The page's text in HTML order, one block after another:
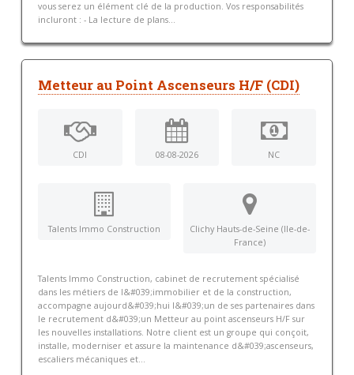
vous serez un élément clé de la production. Vos responsabilités
incluront : - La lecture de plans...
Metteur au Point Ascenseurs H/F (CDI)
CDI 08-08-2026 NC
Talents Immo Construction
Clichy Hauts-de-Seine (Ile-de-
France)
Talents Immo Construction, cabinet de recrutement spécialisé
dans les métiers de l&#039;immobilier et de la construction,
accompagne aujourd&#039;hui l&#039;un de ses partenaires dans
le recrutement d&#039;un Metteur au point ascenseurs H/F sur
les nouvelles installations. Notre client est un groupe qui conçoit,
installe, moderniser et assure la maintenance d&#039;ascenseurs,
escaliers mécaniques et...